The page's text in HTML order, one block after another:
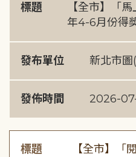
標題
【全市】「
年4-6月份得
發布單位 新北市圖
發佈時間 2026-
標題
【全市】「